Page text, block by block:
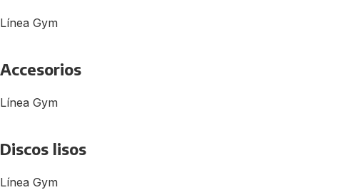
Línea Gym
Accesorios
Línea Gym
Discos lisos
Línea Gym